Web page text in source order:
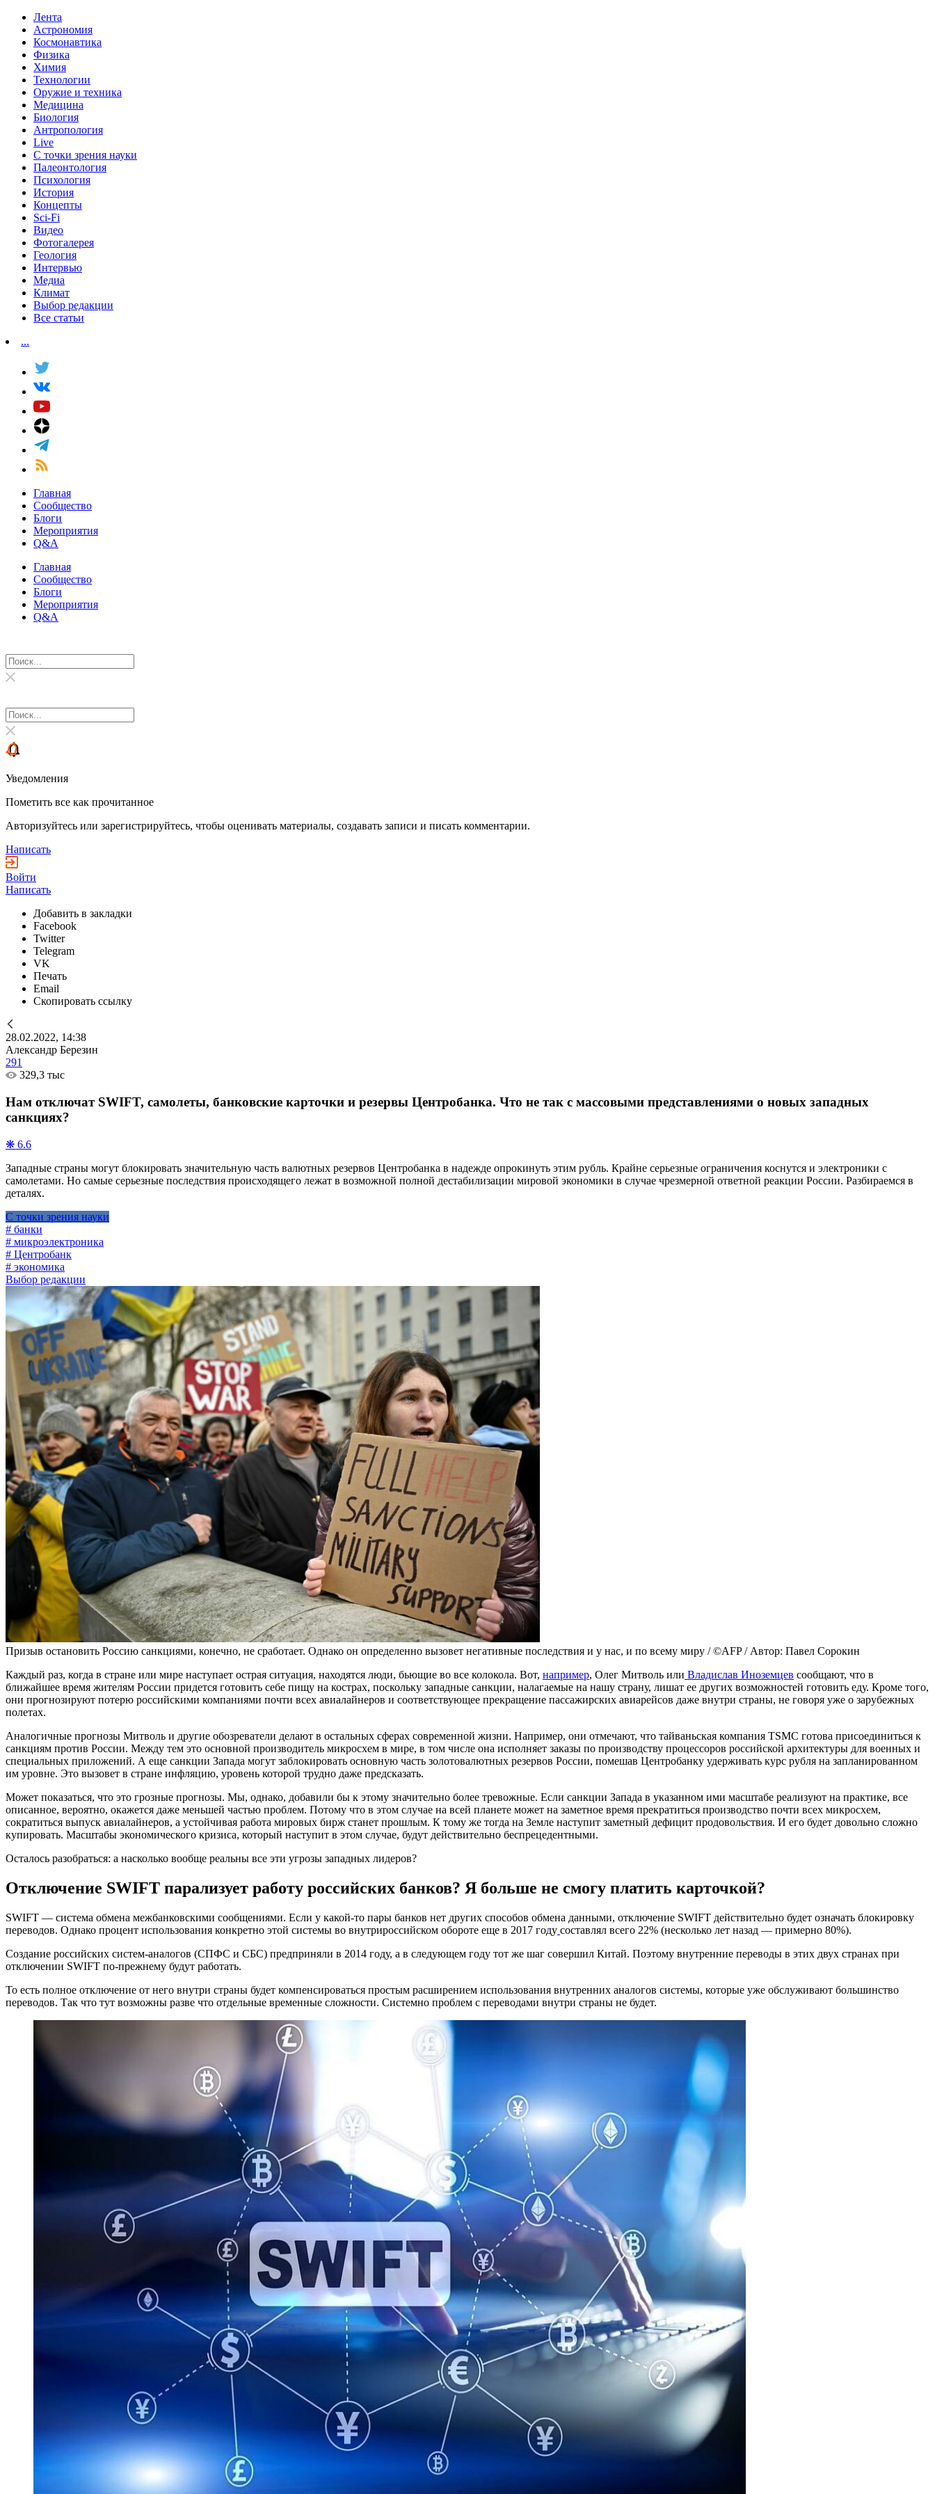
Лента
Астрономия
Космонавтика
Физика
Химия
Технологии
Оружие и техника
Медицина
Биология
Антропология
Live
С точки зрения науки
Палеонтология
Психология
История
Концепты
Sci-Fi
Видео
Фотогалерея
Геология
Интервью
Медиа
Климат
Выбор редакции
Все статьи
...
Главная
Сообщество
Блоги
Мероприятия
Q&A
Главная
Сообщество
Блоги
Мероприятия
Q&A
Уведомления
Пометить все как прочитанное
Авторизуйтесь или зарегистрируйтесь, чтобы оценивать материалы, создавать записи и писать комментарии.
Написать
Войти
Написать
Добавить в закладки
Facebook
Twitter
Telegram
VK
Печать
Email
Скопировать ссылку
28.02.2022, 14:38
Александр Березин
291
329,3 тыс
Нам отключат SWIFT, самолеты, банковские карточки и резервы Центробанка. Что не так с массовыми представлениями о новых западных
санкциях?
❋ 6.6
Западные страны могут блокировать значительную часть валютных резервов Центробанка в надежде опрокинуть этим рубль. Крайне серьезные ограничения коснутся и электроники с
самолетами. Но самые серьезные последствия происходящего лежат в возможной полной дестабилизации мировой экономики в случае чрезмерной ответной реакции России. Разбираемся в
деталях.
С точки зрения науки
# банки
# микроэлектроника
# Центробанк
# экономика
Выбор редакции
Призыв остановить Россию санкциями, конечно, не сработает. Однако он определенно вызовет негативные последствия и у нас, и по всему миру / ©AFP / Автор: Павел Сорокин
Каждый раз, когда в стране или мире наступает острая ситуация, находятся люди, бьющие во все колокола. Вот, например, Олег Митволь или Владислав Иноземцев сообщают, что в
ближайшее время жителям России придется готовить себе пищу на кострах, поскольку западные санкции, налагаемые на нашу страну, лишат ее других возможностей готовить еду. Кроме того,
они прогнозируют потерю российскими компаниями почти всех авиалайнеров и соответствующее прекращение пассажирских авиарейсов даже внутри страны, не говоря уже о зарубежных
полетах.
Аналогичные прогнозы Митволь и другие обозреватели делают в остальных сферах современной жизни. Например, они отмечают, что тайваньская компания TSMC готова присоединиться к
санкциям против России. Между тем это основной производитель микросхем в мире, в том числе она исполняет заказы по производству процессоров российской архитектуры для военных и
специальных приложений. А еще санкции Запада могут заблокировать основную часть золотовалютных резервов России, помешав Центробанку удерживать курс рубля на запланированном
им уровне. Это вызовет в стране инфляцию, уровень которой трудно даже предсказать.
Может показаться, что это грозные прогнозы. Мы, однако, добавили бы к этому значительно более тревожные. Если санкции Запада в указанном ими масштабе реализуют на практике, все
описанное, вероятно, окажется даже меньшей частью проблем. Потому что в этом случае на всей планете может на заметное время прекратиться производство почти всех микросхем,
сократиться выпуск авиалайнеров, а устойчивая работа мировых бирж станет прошлым. К тому же тогда на Земле наступит заметный дефицит продовольствия. И его будет довольно сложно
купировать. Масштабы экономического кризиса, который наступит в этом случае, будут действительно беспрецедентными.
Осталось разобраться: а насколько вообще реальны все эти угрозы западных лидеров?
Отключение SWIFT парализует работу российских банков? Я больше не смогу платить карточкой?
SWIFT — система обмена межбанковскими сообщениями. Если у какой-то пары банков нет других способов обмена данными, отключение SWIFT действительно будет означать блокировку
переводов. Однако процент использования конкретно этой системы во внутрироссийском обороте еще в 2017 году составлял всего 22% (несколько лет назад — примерно 80%).
Создание российских систем-аналогов (СПФС и СБС) предприняли в 2014 году, а в следующем году тот же шаг совершил Китай. Поэтому внутренние переводы в этих двух странах при
отключении SWIFT по-прежнему будут работать.
То есть полное отключение от него внутри страны будет компенсироваться простым расширением использования внутренних аналогов системы, которые уже обслуживают большинство
переводов. Так что тут возможны разве что отдельные временные сложности. Системно проблем с переводами внутри страны не будет.